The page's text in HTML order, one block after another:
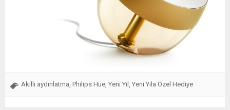
Akıllı aydınlatma Philips Hue Yeni Yıl Yeni Yıla Özel Hediye